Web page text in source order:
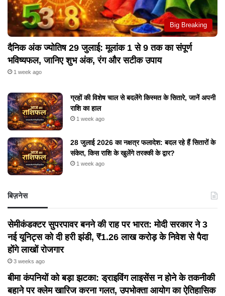
Big Breaking
दैनिक अंक ज्योतिष 29 जुलाई: मूलांक 1 से 9 तक का संपूर्ण
भविष्यफल, जानिए शुभ अंक, रंग और सटीक उपाय
1 week ago
ग्रहों की विशेष चाल से बदलेंगे किस्मत के सितारे, जानें अपनी
राशि का हाल
1 week ago
28 जुलाई 2026 का नक्षत्र फलादेश: बदल रहे हैं सितारों के
संकेत, किस राशि के खुलेंगे तरक्की के द्वार?
1 week ago
बिज़नेस
सेमीकंडक्टर सुपरपावर बनने की राह पर भारत: मोदी सरकार ने 3
नई यूनिट्स को दी हरी झंडी, ₹1.26 लाख करोड़ के निवेश से पैदा
होंगे लाखों रोजगार
3 weeks ago
बीमा कंपनियों को बड़ा झटका: ड्राइविंग लाइसेंस न होने के तकनीकी
बहाने पर क्लेम खारिज करना गलत, उपभोक्ता आयोग का ऐतिहासिक